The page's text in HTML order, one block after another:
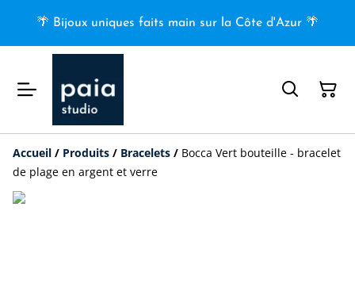
🌴 Bijoux uniques faits main sur la Côte d'Azur 🌴
Accueil / Produits / Bracelets / Bocca Vert bouteille - bracelet
de plage en argent et verre